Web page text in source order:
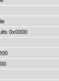
0x0000